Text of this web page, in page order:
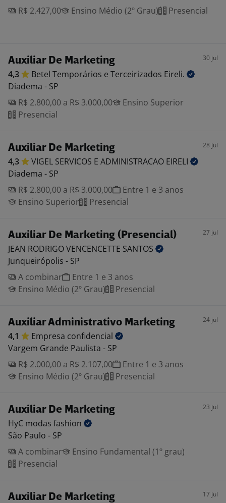
R$ 2.427,00
Ensino Médio (2º Grau) Presencial
Auxiliar De Marketing 30 jul
4,3 Betel Temporários e Terceirizados Eireli.
Diadema - SP
R$ 2.800,00 a R$ 3.000,00
Ensino Superior
Presencial
Auxiliar De Marketing 28 jul
4,3 VIGEL SERVICOS E ADMINISTRACAO EIRELI
Diadema - SP
R$ 2.800,00 a R$ 3.000,00
Entre 1 e 3 anos
Ensino Superior
Presencial
Auxiliar De Marketing (Presencial) 27 jul
JEAN RODRIGO VENCENCETTE SANTOS
Junqueirópolis - SP
A combinar
Entre 1 e 3 anos
Ensino Médio (2º Grau)
Presencial
Auxiliar Administrativo Marketing 24 jul
4,1 Empresa confidencial
Vargem Grande Paulista - SP
R$ 2.000,00 a R$ 2.107,00
Entre 1 e 3 anos
Ensino Médio (2º Grau)
Presencial
Auxiliar De Marketing 23 jul
HyC modas fashion
São Paulo - SP
A combinar
Ensino Fundamental (1º grau)
Presencial
Auxiliar De Marketing 17 jul